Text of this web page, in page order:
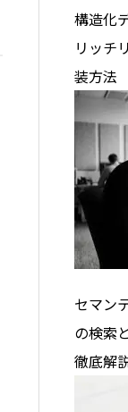
構造化
リッチ
装方法
セマン
の検索
徹底解